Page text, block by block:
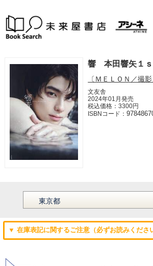
響 本田響矢１
〔ＭＥＬＯＮ／撮
文友舎
2024年01月発売
税込価格：3300円
ISBNコード：
▼ 在庫表記に関するご注意（必ずお読みくださ